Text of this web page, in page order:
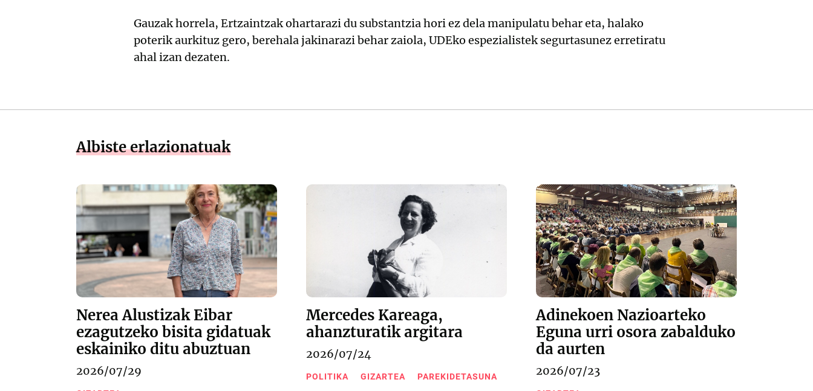
Gauzak horrela, Ertzaintzak ohartarazi du substantzia hori ez dela manipulatu behar eta, halako
poterik aurkituz gero, berehala jakinarazi behar zaiola, UDEko espezialistek segurtasunez erretiratu
ahal izan dezaten.
Albiste erlazionatuak
Nerea Alustizak Eibar
ezagutzeko bisita gidatuak
eskainiko ditu abuztuan
2026/07/29
Mercedes Kareaga,
ahanzturatik argitara
2026/07/24
POLITIKA GIZARTEA PAREKIDETASUNA
Adinekoen Nazioarteko
Eguna urri osora zabalduko
da aurten
2026/07/23